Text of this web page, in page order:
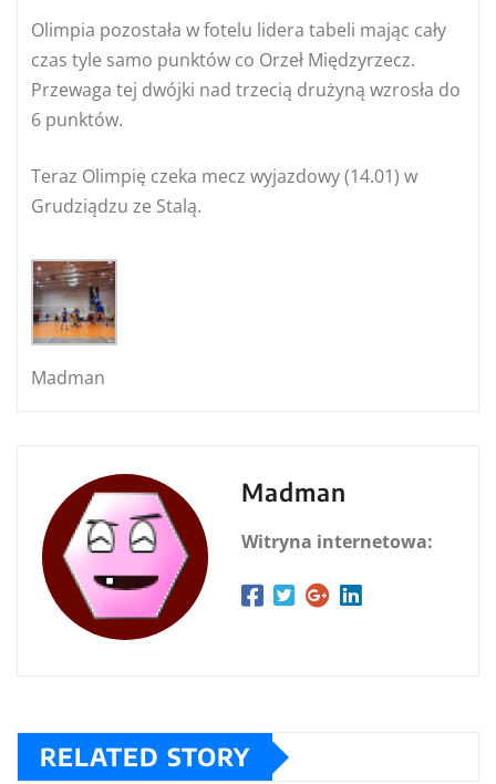
Olimpia pozostała w fotelu lidera tabeli mając cały
czas tyle samo punktów co Orzeł Międzyrzecz.
Przewaga tej dwójki nad trzecią drużyną wzrosła do
6 punktów.
Teraz Olimpię czeka mecz wyjazdowy (14.01) w
Grudziądzu ze Stalą.
Madman
Madman
Witryna internetowa:
RELATED STORY